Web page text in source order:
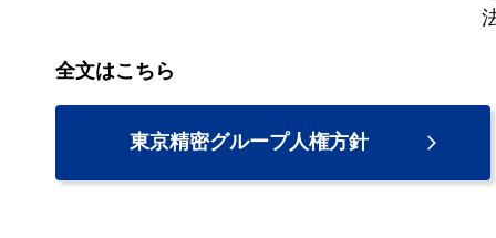
全文はこちら
東京精密グループ人権方針